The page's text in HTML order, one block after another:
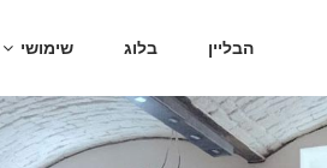
הבליין בלוג שימושי